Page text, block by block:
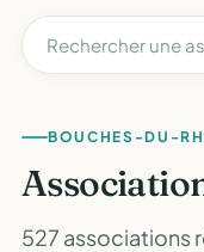
BOUCHES-DU-
527 associations